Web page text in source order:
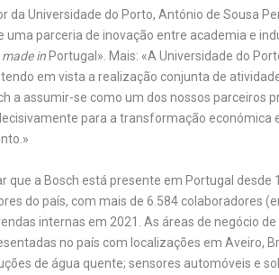
da Universidade do Porto, António de Sousa
uma parceria de inovação entre academia e
made in Portugal». Mais: «A Universidade do
em vista a realização conjunta de
a assumir-se como um dos nossos parceiros
para a transformação económica
que a Bosch está presente em Portugal
do país, com mais de 6.584 colaboradores
internas em 2021. As áreas de negócio
no país com localizações em Aveiro,
de água quente; sensores automóveis e